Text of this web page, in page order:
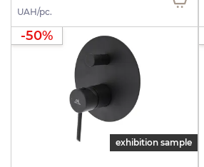
UAH/pc.
exhibition sample
-50%